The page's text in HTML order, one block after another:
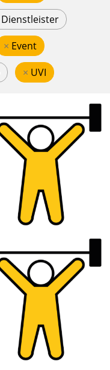
Dienstleister
× Event
× UVI